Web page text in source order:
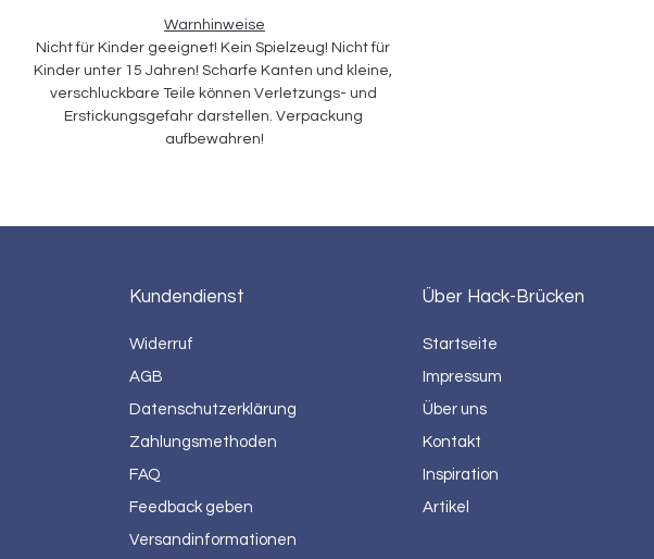
Warnhinweise
Nicht für Kinder geeignet! Kein Spielzeug! Nicht für
Kinder unter 15 Jahren! Scharfe Kanten und kleine,
verschluckbare Teile können Verletzungs- und
Erstickungsgefahr darstellen. Verpackung
aufbewahren!
Kundendienst
Widerruf
AGB
Datenschutzerklärung
Zahlungsmethoden
FAQ
Feedback geben
Versandinformationen
Über Hack-Brücken
Startseite
Impressum
Über uns
Kontakt
Inspiration
Artikel